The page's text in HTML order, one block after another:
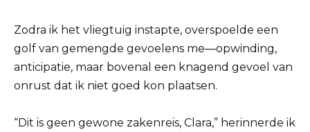
Zodra ik het vliegtuig instapte, overspoelde een
golf van gemengde gevoelens me—opwinding,
anticipatie, maar bovenal een knagend gevoel van
onrust dat ik niet goed kon plaatsen.
“Dit is geen gewone zakenreis, Clara,” herinnerde ik